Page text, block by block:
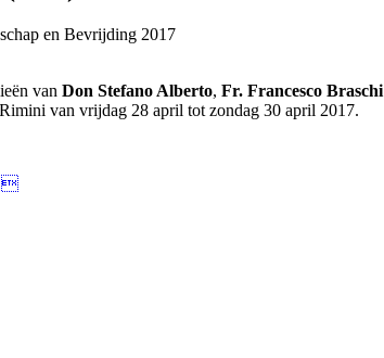
en Bevrijding 2017
van Don Stefano Alberto, Fr. Francesco Braschi
van vrijdag 28 april tot zondag 30 april 2017.